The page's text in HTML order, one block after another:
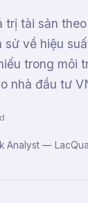
trị tài sản
sử về hiệu
trong môi
nhà đầu tư
Analyst —